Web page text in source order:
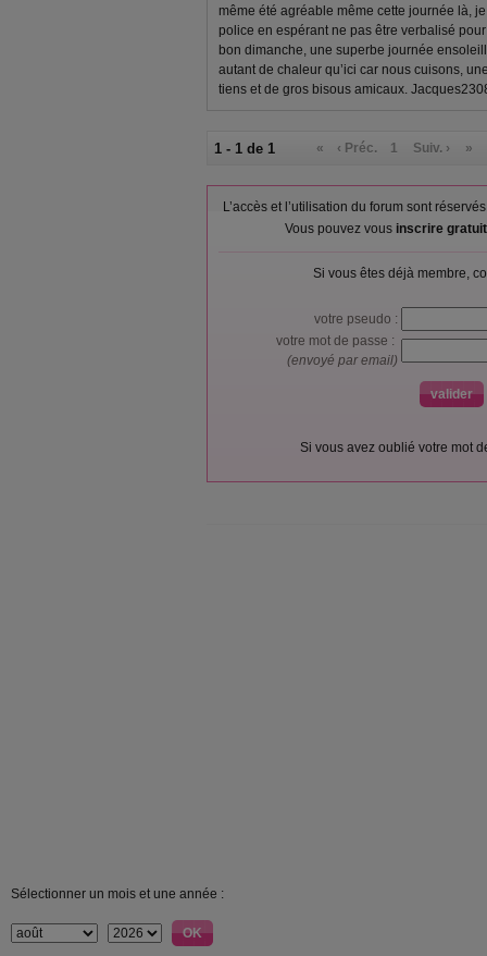
même été agréable même cette journée là,
police en espérant ne pas être verbalisé
bon dimanche, une superbe journée
autant de chaleur qu’ici car nous cuisons,
tiens et de gros bisous amicaux.
1 - 1 de 1 « ‹ Préc. 1 Suiv. › »
L’accès et l’utilisation du forum sont
Vous pouvez vous inscrire
Si vous êtes déjà membre,
votre pseudo :
votre mot de passe :
(envoyé par email)
Si vous avez oublié votre mot
Sélectionner un mois et une année :